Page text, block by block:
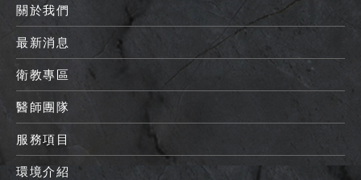
關於我們
最新消息
衛教專區
醫師團隊
服務項目
環境介紹